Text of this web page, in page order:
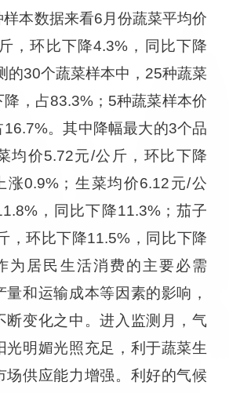
样本数据来看6月份蔬菜平均价
，环比下降4.3%，同比下降
的30个蔬菜样本中，25种蔬菜
，占83.3%；5种蔬菜样本价
。其中降幅最大的3个品
均价5.72元/公斤，环比下降
涨0.9%；生菜均价6.12元/公
，同比下降11.3%；茄子
，环比下降11.5%，同比下降
为居民生活消费的主要必需
量和运输成本等因素的影响，
断变化之中。进入监测月，气
光明媚光照充足，利于蔬菜生
场供应能力增强。利好的气候